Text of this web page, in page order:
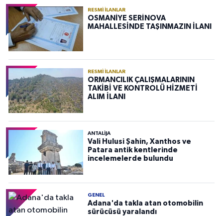
RESMI İLANLAR
OSMANİYE SERİNOVA
MAHALLESİNDE TAŞINMAZIN İLANI
RESMI İLANLAR
ORMANCILIK ÇALIŞMALARININ
TAKİBİ VE KONTROLÜ HİZMETİ
ALIM İLANI
ANTALIJA
Vali Hulusi Şahin, Xanthos ve
Patara antik kentlerinde
incelemelerde bulundu
GENEL
Adana'da takla atan otomobilin
sürücüsü yaralandı